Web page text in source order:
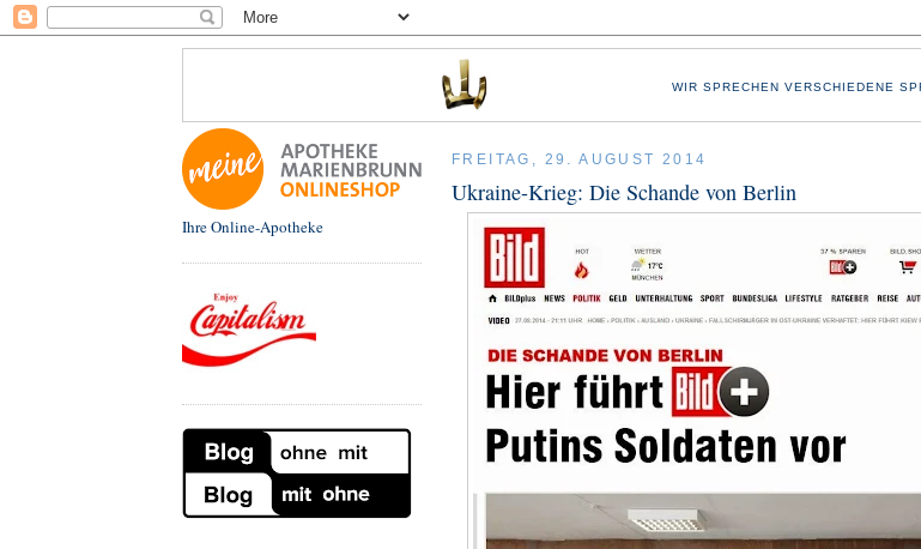
WIR SPRECHEN VERSCHIEDENE
Ihre Online-Apotheke
FREITAG, 29. AUGUST 2014
Ukraine-Krieg: Die Schande von Berlin